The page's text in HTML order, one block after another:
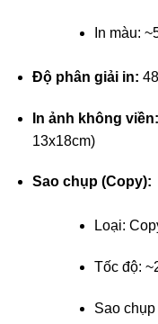
In màu:
Độ phân giải in:
In ảnh không viền:
13x18cm)
Sao chụp (Copy):
Loại:
Tốc độ:
Sao